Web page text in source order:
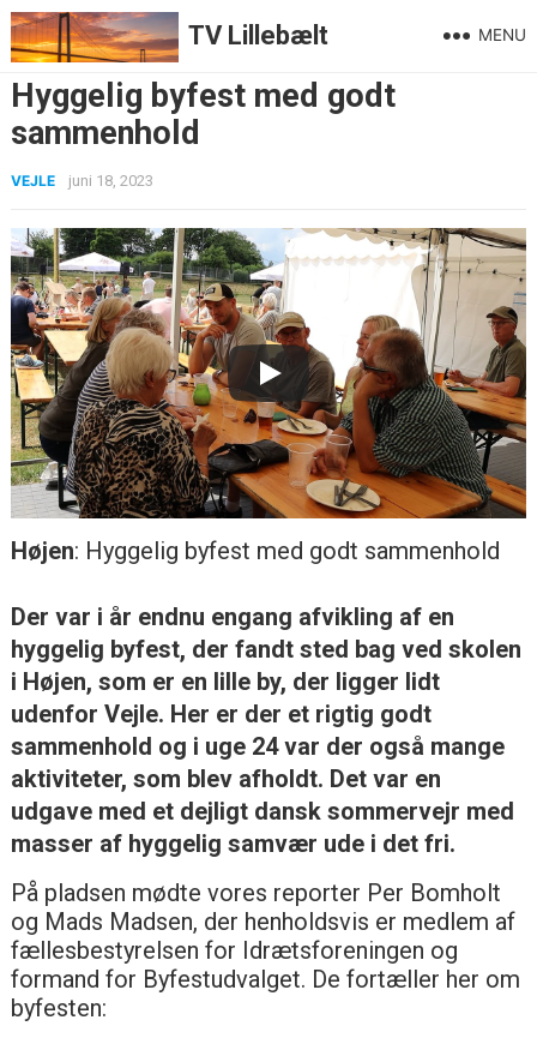
TV Lillebælt MENU
Hyggelig byfest med godt
sammenhold
VEJLE juni 18, 2023
Højen: Hyggelig byfest med godt sammenhold
Der var i år endnu engang afvikling af en
hyggelig byfest, der fandt sted bag ved skolen
i Højen, som er en lille by, der ligger lidt
udenfor Vejle. Her er der et rigtig godt
sammenhold og i uge 24 var der også mange
aktiviteter, som blev afholdt. Det var en
udgave med et dejligt dansk sommervejr med
masser af hyggelig samvær ude i det fri.
På pladsen mødte vores reporter Per Bomholt
og Mads Madsen, der henholdsvis er medlem af
fællesbestyrelsen for Idrætsforeningen og
formand for Byfestudvalget. De fortæller her om
byfesten: